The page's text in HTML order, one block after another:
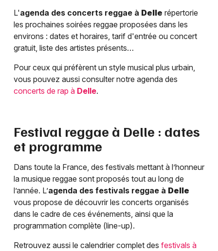
L'agenda des concerts reggae à Delle répertorie
les prochaines soirées reggae proposées dans les
environs : dates et horaires, tarif d'entrée ou concert
gratuit, liste des artistes présents…
Pour ceux qui préfèrent un style musical plus urbain,
vous pouvez aussi consulter notre agenda des
concerts de rap à Delle.
Festival reggae à Delle : dates
et programme
Dans toute la France, des festivals mettant à l’honneur
la musique reggae sont proposés tout au long de
l’année. L’agenda des festivals reggae à Delle
vous propose de découvrir les concerts organisés
dans le cadre de ces événements, ainsi que la
programmation complète (line-up).
Retrouvez aussi le calendrier complet des festivals à